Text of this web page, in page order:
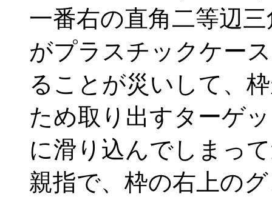
一番右の直角二等辺
がプラスチックケー
ることが災いして、
ため取り出すターゲ
に滑り込んでしまっ
親指で、枠の右上の